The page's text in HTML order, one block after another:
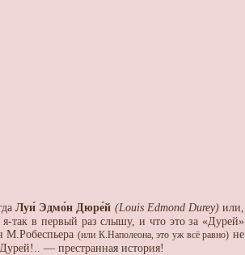
Луи́ Эдмо́н Дюре́й (Louis Edmond Durey)или,
так в первый раз слышу, и что это за «Дурей»
М.Робеспьера(или К.Наполеона, это уж всё равно) не
— престранная история!